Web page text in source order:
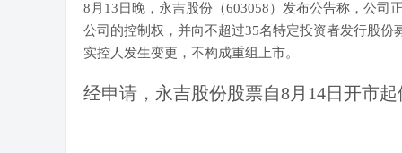
8月13日晚，永吉股份（603058）发布公告称，公司
公司的控制权，并向不超过35名特定投资者发行股
实控人发生变更，不构成重组上市。
经申请，永吉股份股票自8月14日开市